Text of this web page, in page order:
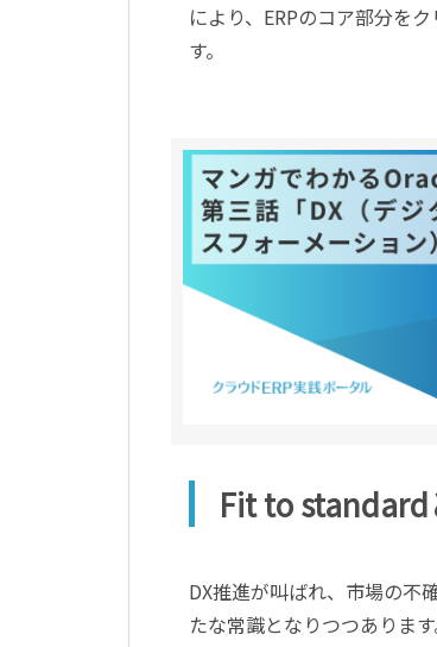
により、ERPのコア部分を
す。
Fit to standard
DX推進が叫ばれ、市場の不
たな常識となりつつありま